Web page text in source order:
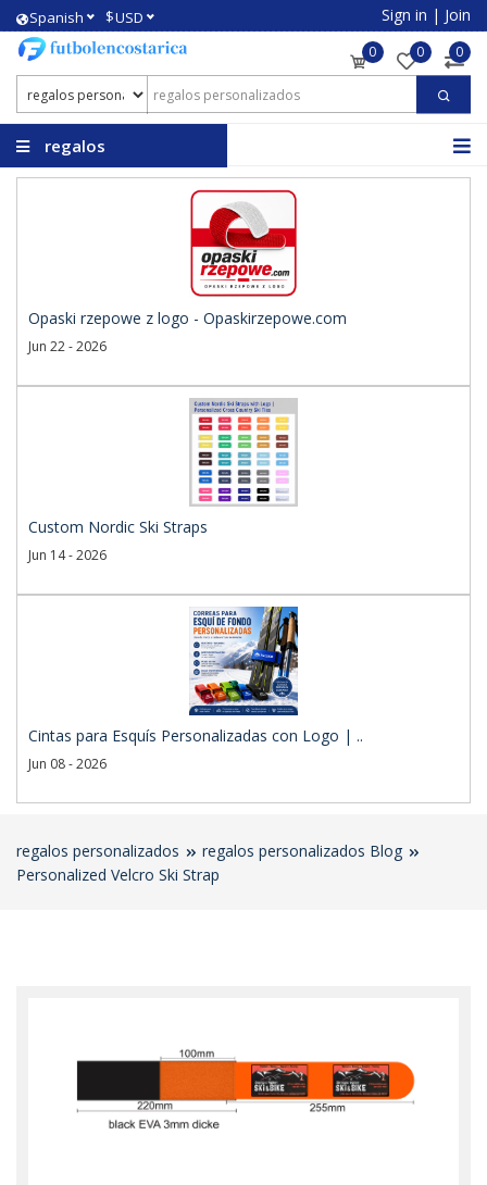
Spanish $USD Sign in | Join
0 0 0
regalos
Opaski rzepowe z logo - Opaskirzepowe.com
Jun 22 - 2026
Custom Nordic Ski Straps
Jun 14 - 2026
Cintas para Esquís Personalizadas con Logo | ..
Jun 08 - 2026
regalos personalizados
regalos personalizados Blog
Personalized Velcro Ski Strap